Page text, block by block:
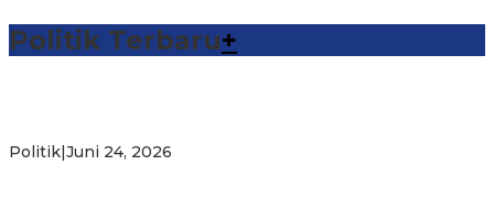
Politik Terbaru+
Politik Juni 24, 2026